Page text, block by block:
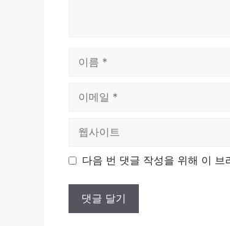
이 다음 번 댓글 작성을 위해 이